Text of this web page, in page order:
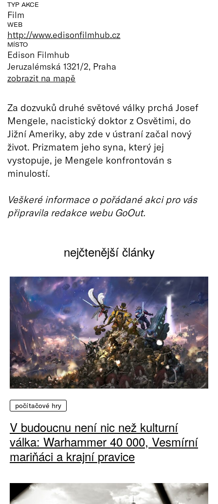
TYP AKCE
Film
WEB
http://www.edisonfilmhub.cz
MÍSTO
Edison Filmhub
Jeruzalémská 1321/2, Praha
zobrazit na mapě
Za dozvuků druhé světové války prchá Josef
Mengele, nacistický doktor z Osvětimi, do
Jižní Ameriky, aby zde v ústraní začal nový
život. Prizmatem jeho syna, který jej
vystopuje, je Mengele konfrontován s
minulostí.
Veškeré informace o pořádané akci pro vás
připravila redakce webu GoOut.
nejčtenější články
počítačové hry
V budoucnu není nic než kulturní
válka: Warhammer 40 000, Vesmírní
mariňáci a krajní pravice